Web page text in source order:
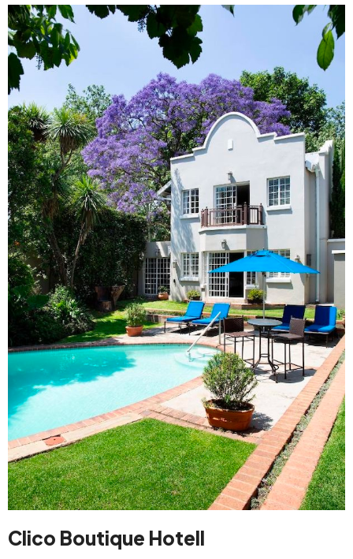
Clico Boutique Hotell